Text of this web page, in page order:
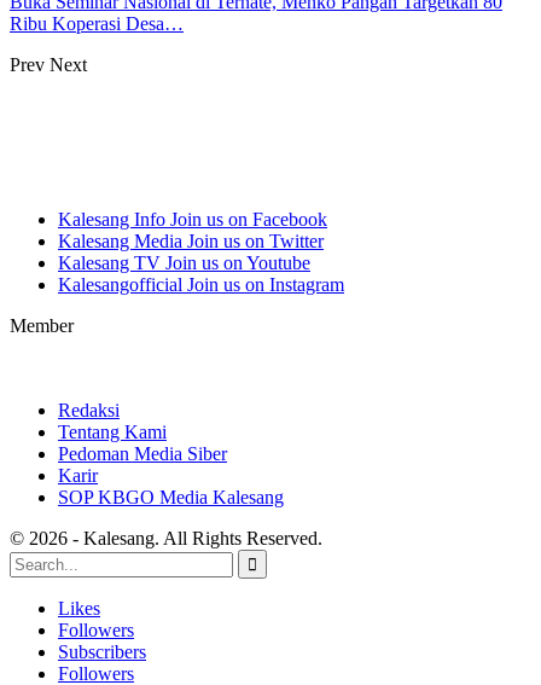
Ribu Koperasi Desa…
Prev Next
Kalesang Info Join us on Facebook
Kalesang Media Join us on Twitter
Kalesang TV Join us on Youtube
Kalesangofficial Join us on Instagram
Member
Redaksi
Tentang Kami
Pedoman Media Siber
Karir
SOP KBGO Media Kalesang
© 2026 - Kalesang. All Rights Reserved.
Likes
Followers
Subscribers
Followers